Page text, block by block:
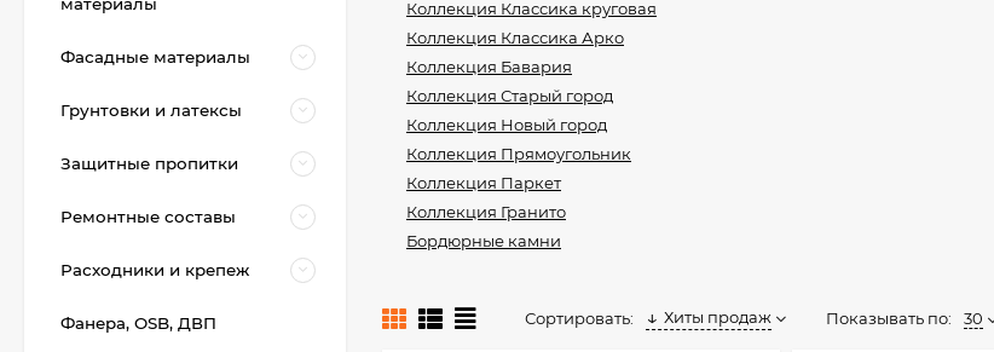
Коллекция Классика круговая
Коллекция Классика Арко
Коллекция Бавария
Коллекция Старый город
Коллекция Новый город
Коллекция Прямоугольник
Коллекция Паркет
Коллекция Гранито
Бордюрные камни
Сортировать: Хиты продаж Показывать по: 30
Фасадные материалы
Грунтовки и латексы
Защитные пропитки
Ремонтные составы
Расходники и крепеж
Фанера, OSB, ДВП